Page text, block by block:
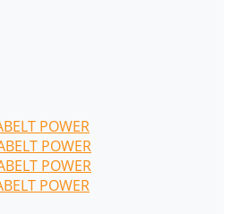
POWER
POWER
POWER
POWER